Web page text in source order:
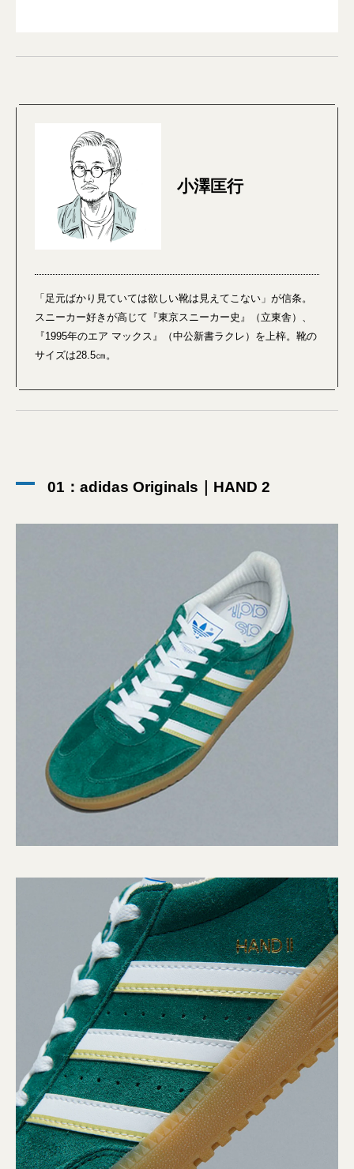
小澤匡行
「足元ばかり見ていては欲しい靴は見えてこない」が信条。
スニーカー好きが高じて『東京スニーカー史』（立東舎）、
『1995年のエア マックス』（中公新書ラクレ）を上梓。靴の
サイズは28.5㎝。
01：adidas Originals｜HAND 2